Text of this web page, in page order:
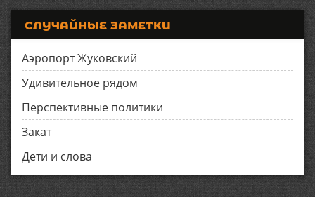
СЛУЧАЙНЫЕ ЗАМЕТКИ
Аэропорт Жуковский
Удивительное рядом
Перспективные политики
Закат
Дети и слова